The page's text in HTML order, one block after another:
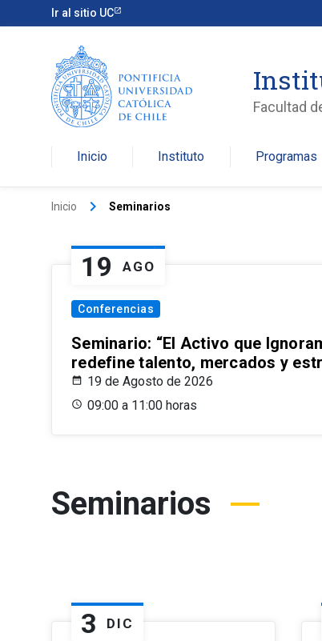
Ir al sitio UC
Facultad
Inicio Instituto Programas
Inicio keyboard_arrow_right Seminarios
19 AGO
Conferencias
Seminario: “El Activo que
redefine talento, mercados y
19 de Agosto de 2026
09:00 a 11:00 horas
Seminarios
3 DIC